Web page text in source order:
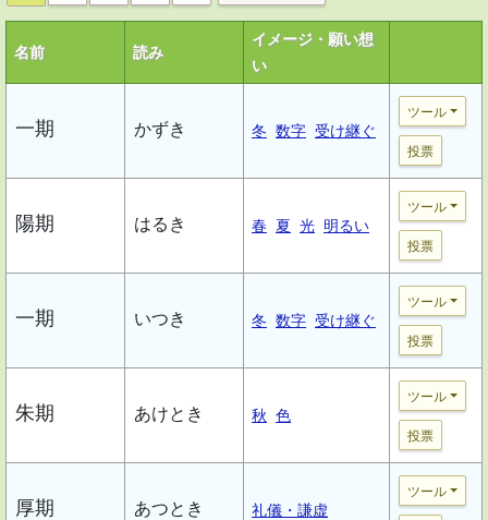
名前 読み
イメージ・願い想
い
一期 かずき 冬 数字 受け継ぐ
ツール
投票
陽期 はるき 春 夏 光 明るい
ツール
投票
一期 いつき 冬 数字 受け継ぐ
ツール
投票
朱期 あけとき 秋 色
ツール
投票
厚期 あつとき 礼儀・謙虚
ツール